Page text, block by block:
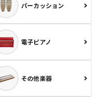
パーカッション
電子ピアノ
その他楽器